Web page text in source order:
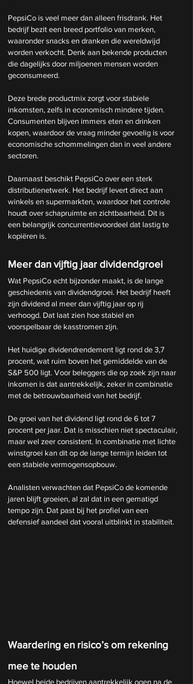
PepsiCo is veel meer dan alleen frisdrank. Het
bedrijf bezit een breed portfolio van merken,
waaronder snacks en dranken die wereldwijd
worden verkocht. Denk aan bekende producten
die dagelijks door miljoenen mensen worden
geconsumeerd.
Deze brede productmix zorgt voor stabiele
inkomsten, zelfs in economisch mindere tijden.
Consumenten blijven immers eten en drinken
kopen, waardoor de vraag minder gevoelig is voor
economische schommelingen dan in veel andere
sectoren.
Daarnaast beschikt PepsiCo over een sterk
distributienetwerk. Het bedrijf levert direct aan
winkels en supermarkten, waardoor het controle
houdt over schapruimte en zichtbaarheid. Dit is
een belangrijk concurrentievoordeel dat lastig te
kopiëren is.
Meer dan vijftig jaar dividendgroei
Wat PepsiCo echt bijzonder maakt, is de lange
geschiedenis van dividendgroei. Het bedrijf heeft
zijn dividend al meer dan vijftig jaar op rij
verhoogd. Dat laat zien hoe stabiel en
voorspelbaar de kasstromen zijn.
Het huidige dividendrendement ligt rond de 3,7
procent, wat ruim boven het gemiddelde van de
S&P 500 ligt. Voor beleggers die op zoek zijn naar
inkomen is dat aantrekkelijk, zeker in combinatie
met de betrouwbaarheid van het bedrijf.
De groei van het dividend ligt rond de 6 tot 7
procent per jaar. Dat is misschien niet spectaculair,
maar wel zeer consistent. In combinatie met lichte
winstgroei kan dit op de lange termijn leiden tot
een stabiele vermogensopbouw.
Analisten verwachten dat PepsiCo de komende
jaren blijft groeien, al zal dat in een gematigd
tempo zijn. Dat past bij het profiel van een
defensief aandeel dat vooral uitblinkt in stabiliteit.
Waardering en risico’s om rekening
mee te houden
Hoewel beide bedrijven aantrekkelijk ogen na de